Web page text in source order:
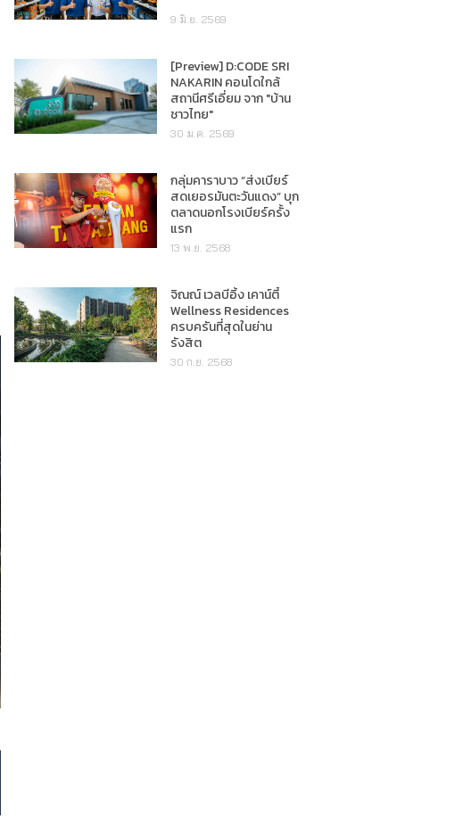
9 มิ.ย. 2569
[Preview] D:CODE SRI
NAKARIN คอนโดใกล้
สถานีศรีเอี่ยม จาก "บ้าน
ชาวไทย"
30 ม.ค. 2569
กลุ่มคาราบาว “ส่งเบียร์
สดเยอรมันตะวันแดง” บุก
ตลาดนอกโรงเบียร์ครั้ง
แรก
13 พ.ย. 2568
จิณณ์ เวลบีอิ้ง เคาน์ตี้
Wellness Residences
ครบครันที่สุดในย่าน
รังสิต
30 ก.ย. 2568